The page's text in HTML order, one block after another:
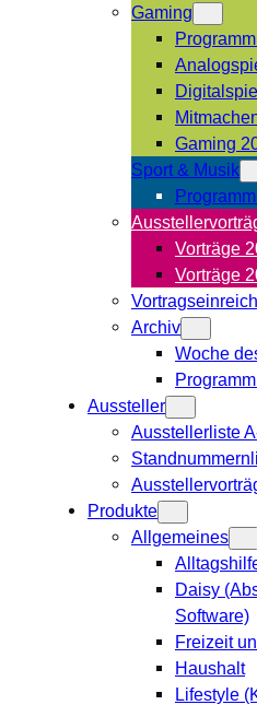
Gaming
Gaming
Sport & Musik
Vorträge
Vorträge
Archiv
Woche
Aussteller
Ausstellerliste
Produkte
Allgemeines
Daisy
Software)
Freizeit
Haushalt
Lifestyle